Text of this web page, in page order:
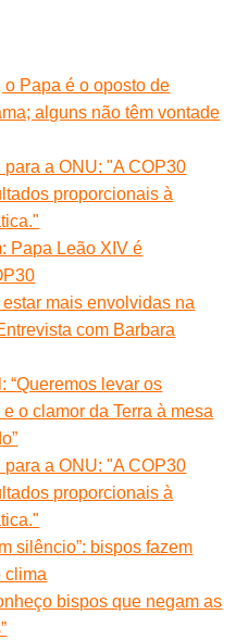
Papa é o oposto de
alguns não têm vontade
para a ONU: "A COP30
proporcionais à
Papa Leão XIV é
mais envolvidas na
com Barbara
“Queremos levar os
o clamor da Terra à mesa
para a ONU: "A COP30
proporcionais à
silêncio”: bispos fazem
clima
bispos que negam as